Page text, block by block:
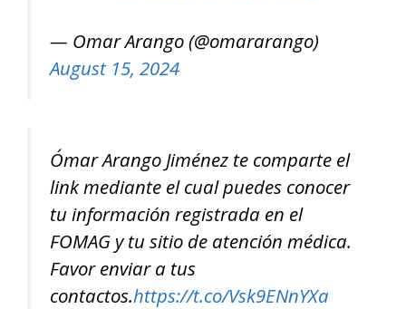
— Omar Arango (@omararango)
August 15, 2024
Ómar Arango Jiménez te comparte el
link mediante el cual puedes conocer
tu información registrada en el
FOMAG y tu sitio de atención médica.
Favor enviar a tus
contactos.https://t.co/Vsk9ENnYXa